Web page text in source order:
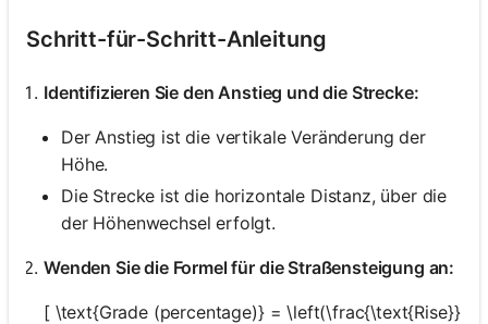
Schritt-für-Schritt-Anleitung
Identifizieren Sie den Anstieg und die Strecke:
Der Anstieg ist die vertikale Veränderung der
Höhe.
Die Strecke ist die horizontale Distanz, über die
der Höhenwechsel erfolgt.
Wenden Sie die Formel für die Straßensteigung an:
[ \text{Grade (percentage)} = \left(\frac{\text{Rise}}